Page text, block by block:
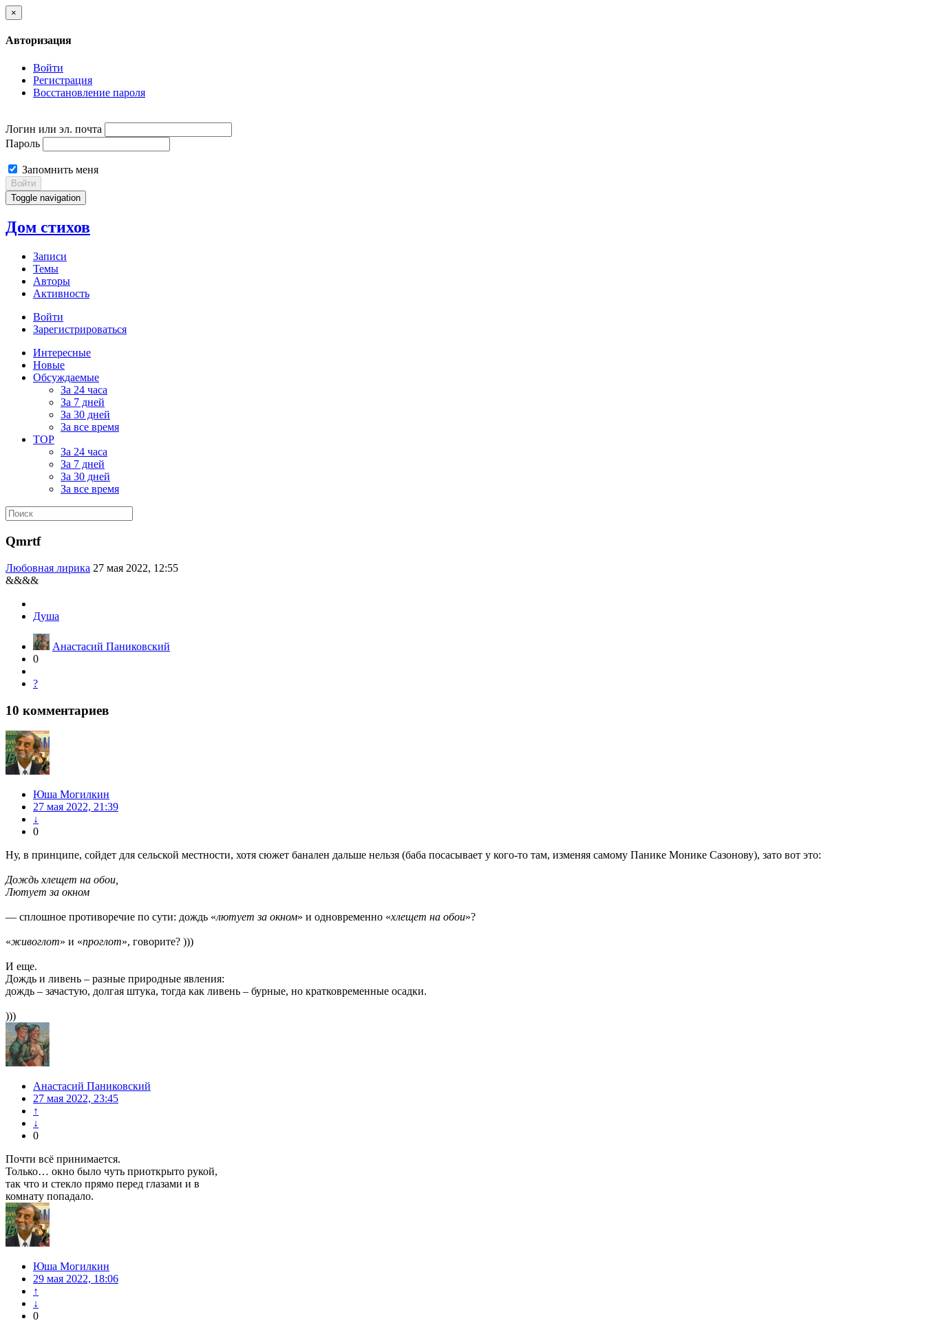
×
Авторизация
Войти
Регистрация
Восстановление пароля
Логин или эл. почта
Пароль
Запомнить меня
Войти
Toggle navigation
Дом стихов
Записи
Темы
Авторы
Активность
Войти
Зарегистрироваться
Интересные
Новые
Обсуждаемые
За 24 часа
За 7 дней
За 30 дней
За все время
TOP
За 24 часа
За 7 дней
За 30 дней
За все время
Qmrtf
Любовная лирика 27 мая 2022, 12:55
&&&&
Душа
Анастасий Паниковский
0
?
10 комментариев
Юша Могилкин
27 мая 2022, 21:39
↓
0
Ну, в принципе, сойдет для сельской местности, хотя сюжет банален дальше нельзя (баба посасывает у кого-то там, изменяя самому Панике Монике Сазонову), зато вот это:
Дождь хлещет на обои,
Лютует за окном
— сплошное противоречие по сути: дождь «лютует за окном» и одновременно «хлещет на обои»?
«живоглот» и «проглот», говорите? )))
И еще.
Дождь и ливень – разные природные явления:
дождь – зачастую, долгая штука, тогда как ливень – бурные, но кратковременные осадки.
)))
Анастасий Паниковский
27 мая 2022, 23:45
↑
↓
0
Почти всё принимается.
Только… окно было чуть приоткрыто рукой,
так что и стекло прямо перед глазами и в
комнату попадало.
Юша Могилкин
29 мая 2022, 18:06
↑
↓
0